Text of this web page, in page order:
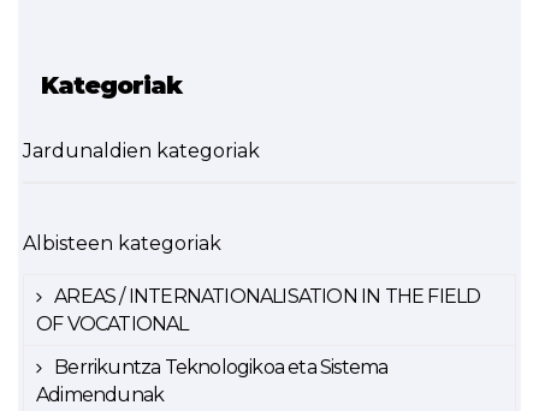
Kategoriak
Jardunaldien kategoriak
Albisteen kategoriak
AREAS / INTERNATIONALISATION IN THE FIELD
OF VOCATIONAL
Berrikuntza Teknologikoa eta Sistema
Adimendunak